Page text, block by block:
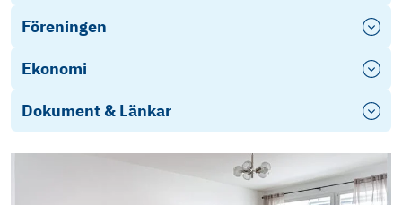
Föreningen
Ekonomi
Dokument & Länkar